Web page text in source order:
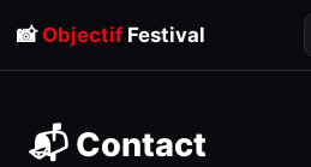
📸 ObjectifFestival
📬 Contact